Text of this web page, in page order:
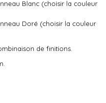
Blanc (choisir la couleur
Doré (choisir la couleur
de finitions.